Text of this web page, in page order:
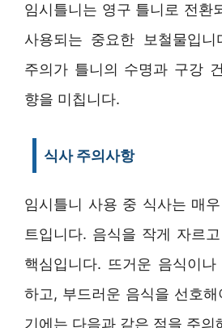
임시틀니는 영구 틀니로 전환
사용되는 중요한 보철물입
주의가 틀니의 수명과 구강
향을 미칩니다.
식사 주의사항
임시틀니 사용 중 식사는 매
트입니다. 음식을 작게 자르
핵심입니다. 뜨거운 음식이
하고, 부드러운 음식을 선호
기에는 다음과 같은 점을 주의